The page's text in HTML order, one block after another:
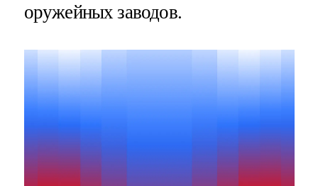
оружейных заводов.